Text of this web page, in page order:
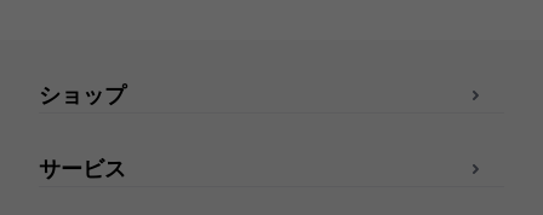
ショップ
サービス